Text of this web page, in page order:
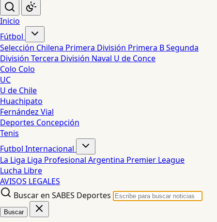
Inicio
Fútbol
Selección Chilena Primera División Primera BSegunda
División Tercera División Naval U de Conce
Colo Colo
UC
U de Chile
Huachipato
Fernández Vial
Deportes Concepción
Tenis
Futbol Internacional
La Liga Liga Profesional Argentina Premier League
Lucha Libre
AVISOS LEGALES
Buscar en SABES Deportes
Buscar